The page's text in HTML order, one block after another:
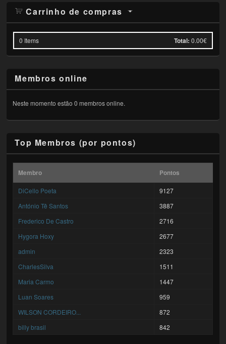
Carrinho de compras
0 Items Total: 0.00€
Membros online
Neste momento estão 0 membros online.
Top Membros (por pontos)
Membro Pontos
DiCello Poeta
9127
António Tê Santos
3887
Frederico De Castro
2716
Hygora Hoxy
2677
admin
2323
CharlesSilva
1511
Maria Carmo
1447
Luan Soares
959
WILSON CORDEIRO...
872
billy brasil
842